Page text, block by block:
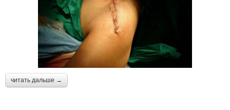
читать дальше →